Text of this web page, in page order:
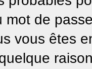
mot de
vous êtes